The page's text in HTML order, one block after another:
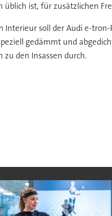
ist, für zusätzlichen
soll der Audi e-tron-
gedämmt und
den Insassen durch.